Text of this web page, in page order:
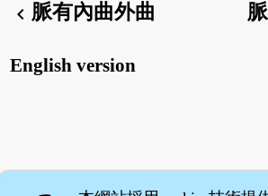
chevron_left脈有內曲外曲
English version